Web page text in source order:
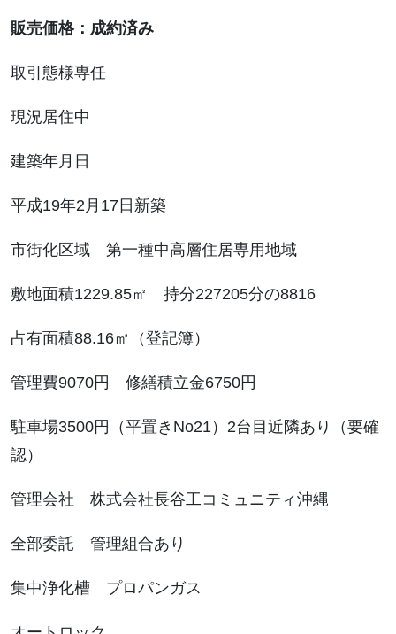
販売価格：成約済み
取引態様専任
現況居住中
建築年月日
平成19年2月 17 日新築
市街化区域 第一種中高層住居専用地域
敷地面積1229.85㎡ 持分227205分の8816
占有面積88.16㎡（登記簿）
管理費9070円 修繕積立金6750円
駐車場3500円（平置き No21） 2台目近隣あり（要確
認）
管理会社 株式会社長谷工コミュニティ沖縄
全部委託 管理組合あり
集中浄化槽 プロパンガス